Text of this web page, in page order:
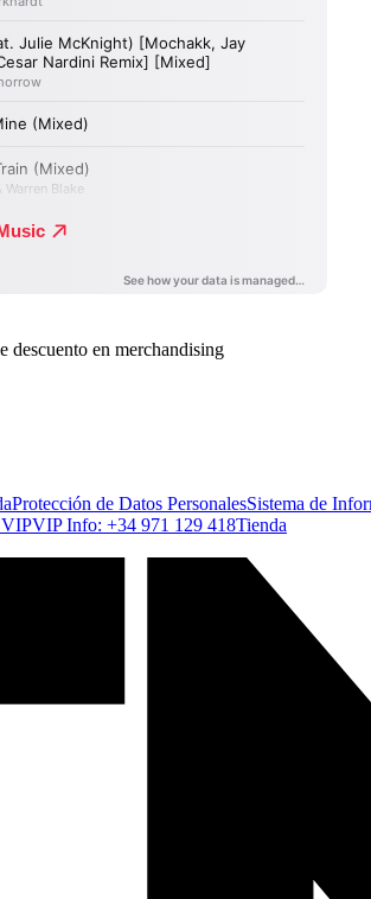
descuento en merchandising
Protección de Datos PersonalesSistema de
VIPVIP Info: +34 971 129 418Tienda